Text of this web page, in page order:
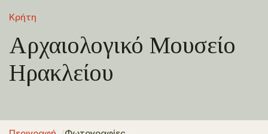
Κρήτη
Αρχαιολογικό Μουσείο
Ηρακλείου